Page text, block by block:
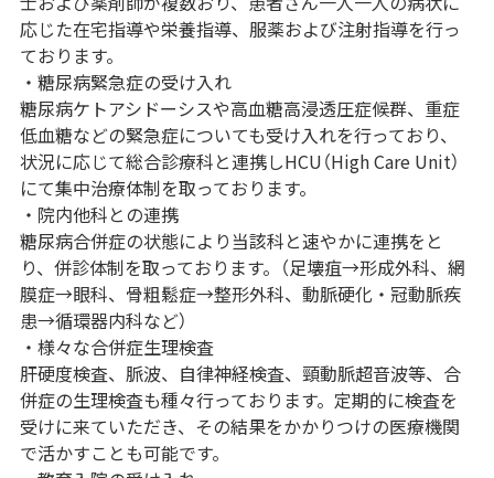
応じた在宅指導や栄養指導、服薬および注射指導を行っ
ております。
・糖尿病緊急症の受け入れ
糖尿病ケトアシドーシスや高血糖高浸透圧症候群、重症
低血糖などの緊急症についても受け入れを行っており、
状況に応じて総合診療科と連携しHCU（High Care Unit）
にて集中治療体制を取っております。
・院内他科との連携
糖尿病合併症の状態により当該科と速やかに連携をと
り、併診体制を取っております。（足壊疽→形成外科、網
膜症→眼科、骨粗鬆症→整形外科、動脈硬化・冠動脈疾
患→循環器内科など）
・様々な合併症生理検査
肝硬度検査、脈波、自律神経検査、頸動脈超音波等、合
併症の生理検査も種々行っております。定期的に検査を
受けに来ていただき、その結果をかかりつけの医療機関
で活かすことも可能です。